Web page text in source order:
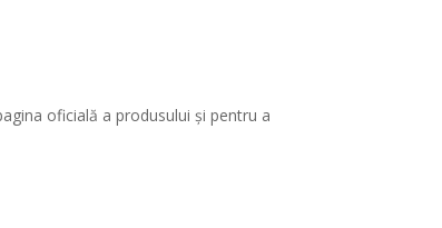
oficială a produsului și pentru a